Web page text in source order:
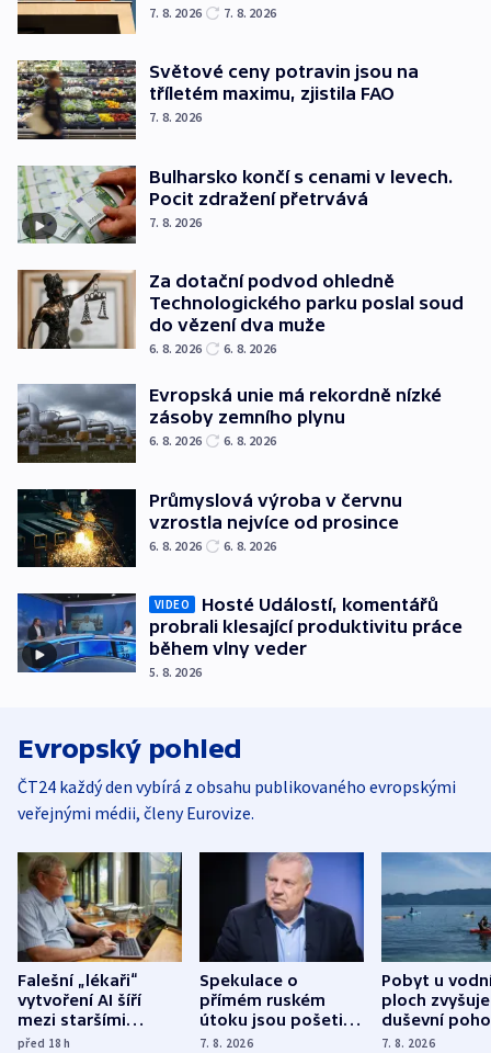
7. 8. 2026 7. 8. 2026
Světové ceny potravin jsou na
tříletém maximu, zjistila FAO
7. 8. 2026
Bulharsko končí s cenami v levech.
Pocit zdražení přetrvává
7. 8. 2026
Za dotační podvod ohledně
Technologického parku poslal soud
do vězení dva muže
6. 8. 2026 6. 8. 2026
Evropská unie má rekordně nízké
zásoby zemního plynu
6. 8. 2026 6. 8. 2026
Průmyslová výroba v červnu
vzrostla nejvíce od prosince
6. 8. 2026 6. 8. 2026
VIDEO
Hosté Událostí, komentářů
probrali klesající produktivitu práce
během vlny veder
5. 8. 2026
Evropský pohled
ČT24 každý den vybírá z obsahu publikovaného evropskými
veřejnými médii, členy Eurovize.
Falešní „lékaři“
vytvoření AI šíří
mezi staršími
Poláky nebezpečné
před 18h
Spekulace o
přímém ruském
útoku jsou pošetilé,
míní estonský
7. 8. 2026
Pobyt u
ploch zvyšuje
duševní
ukázala
7. 8. 2026